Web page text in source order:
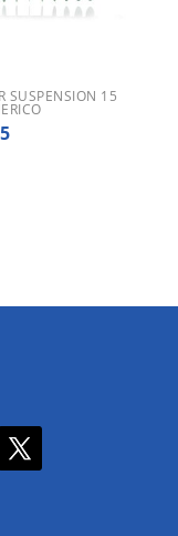
SUSPENSION 15